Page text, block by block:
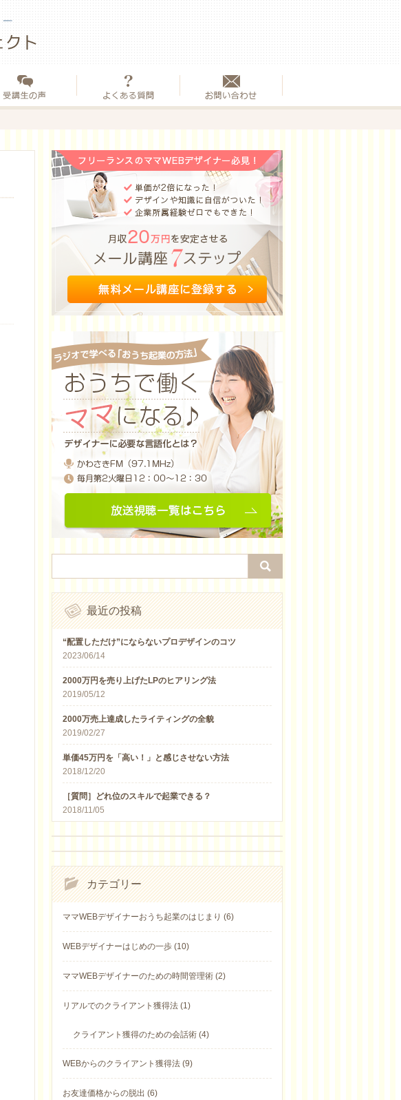
最近の投稿
“配置しただけ”にならないプロデザインのコツ
2023/06/14
2000万円を売り上げたLPのヒアリング法
2019/05/12
2000万売上達成したライティングの全貌
2019/02/27
単価45万円を「高い！」と感じさせない方法
2018/12/20
［質問］どれ位のスキルで起業できる？
2018/11/05
カテゴリー
ママWEBデザイナーおうち起業のはじまり (6)
WEBデザイナーはじめの一歩 (10)
ママWEBデザイナーのための時間管理術 (2)
リアルでのクライアント獲得法 (1)
クライアント獲得のための会話術 (4)
WEBからのクライアント獲得法 (9)
お友達価格からの脱出 (6)